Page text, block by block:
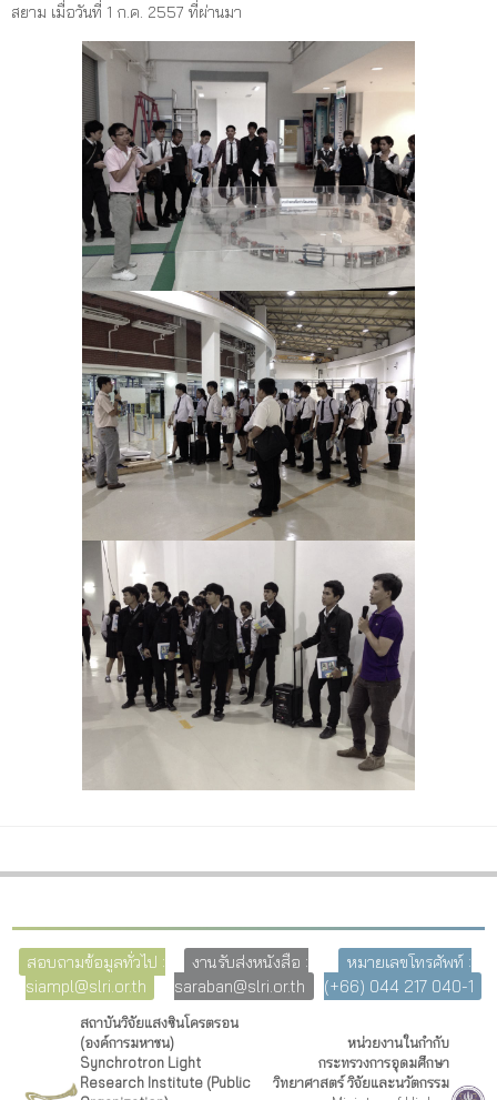
สยาม เมื่อวันที่ 1 ก.ค. 2557 ที่ผ่านมา
สอบถามข้อมูลทั่วไป :
siampl@slri.or.th
งานรับส่งหนังสือ :
saraban@slri.or.th
หมายเลขโทรศัพท์ :
(+66) 044 217 040-1
สถาบันวิจัยแสงซินโครตรอน
(องค์การมหาชน)
Synchrotron Light
Research Institute (Public
หน่วยงานในกำกับ
กระทรวงการอุดมศึกษา
วิทยาศาสตร์ วิจัยและนวัตกรรม